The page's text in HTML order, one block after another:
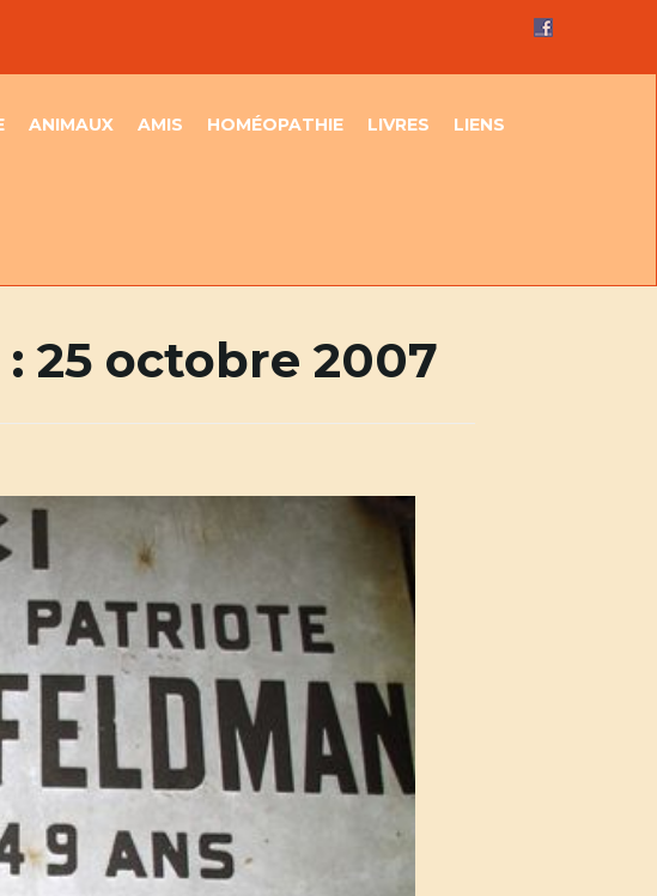
ANIMAUX AMIS HOMÉOPATHIE LIVRES LIENS
25 octobre 2007